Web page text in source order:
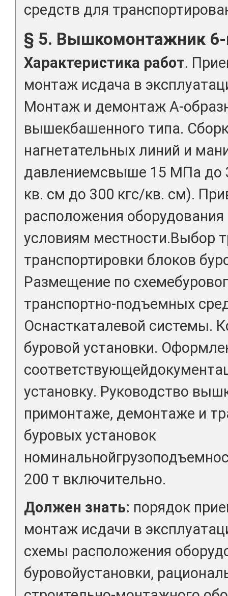
средств для
§ 5. Вышкомонтажник 6-
Характеристика работ.
монтаж исдача в
Монтаж и демонтаж А-
вышекбашенного типа.
нагнетательных линий и
давлениемсвыше 15 МПа до
кв. см до 300 кгс/кв. см).
расположения оборудования
условиям местности.Выбор
транспортировки блоков
Размещение по
транспортно-подъемных
Оснасткаталевой системы.
буровой установки.
установку. Руководство
примонтаже, демонтаже и
буровых установок
200 т включительно.
Должен знать: порядок
монтаж исдачи в
схемы расположения
буровойустановки,